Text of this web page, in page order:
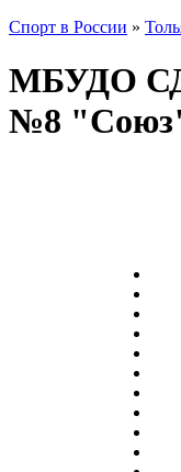
Спорт в России »
МБУДО
№8